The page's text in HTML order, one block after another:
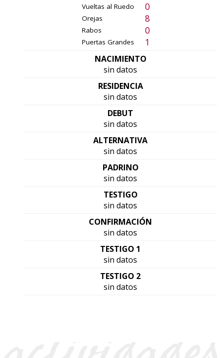
Vueltas al Ruedo 0
Orejas 8
Rabos 0
Puertas Grandes 1
NACIMIENTO
sin datos
RESIDENCIA
sin datos
DEBUT
sin datos
ALTERNATIVA
sin datos
PADRINO
sin datos
TESTIGO
sin datos
CONFIRMACIÓN
sin datos
TESTIGO 1
sin datos
TESTIGO 2
sin datos